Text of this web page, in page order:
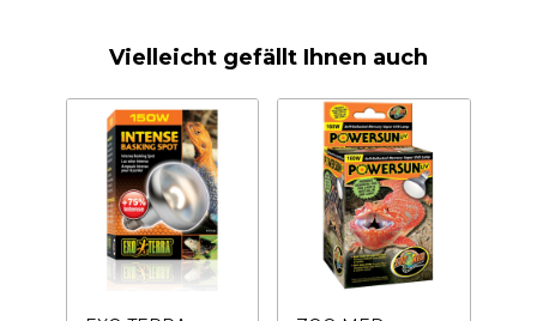
Vielleicht gefällt Ihnen auch